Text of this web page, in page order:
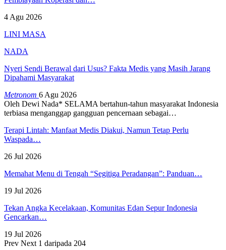
4 Agu 2026
LINI MASA
NADA
Nyeri Sendi Berawal dari Usus? Fakta Medis yang Masih Jarang
Dipahami Masyarakat
Metronom 6 Agu 2026
Oleh Dewi Nada* SELAMA bertahun-tahun masyarakat Indonesia
terbiasa menganggap gangguan pencernaan sebagai…
Terapi Lintah: Manfaat Medis Diakui, Namun Tetap Perlu
Waspada…
26 Jul 2026
Memahat Menu di Tengah “Segitiga Peradangan”: Panduan…
19 Jul 2026
Tekan Angka Kecelakaan, Komunitas Edan Sepur Indonesia
Gencarkan…
19 Jul 2026
Prev Next 1 daripada 204